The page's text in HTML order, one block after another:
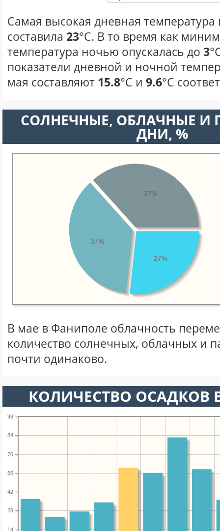
Самая высокая дневная температура
составила 23°С. В то время как
температура ночью опускалась до 3
показатели дневной и ночной
мая составляют 15.8°С и 9.6°С
CОЛНЕЧНЫЕ, ОБЛАЧНЫЕ И
ДНИ, %
27%
37%
37%
В мае в Фаниполе облачность
количество солнечных, облачных и
почти одинаково.
КОЛИЧЕСТВО ОСАДКОВ
14
28
42
56
70
84
98